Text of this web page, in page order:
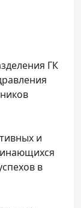
ГК
и
в